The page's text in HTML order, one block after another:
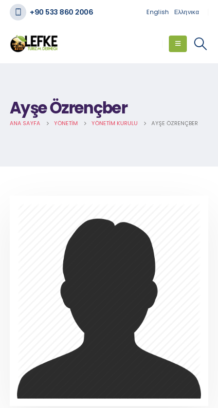
+90 533 860 2006 English Ελληνικα
Ayşe Özrençber
ANA SAYFA YÖNETIM YÖNETIM KURULU AYŞE ÖZRENÇBER